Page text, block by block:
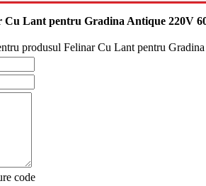
Lant pentru Gradina Antique 220V
produsul Felinar Cu Lant pentru